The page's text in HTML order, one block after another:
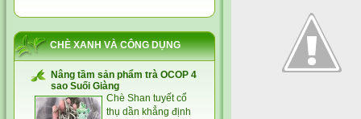
CHÈ XANH VÀ CÔNG DỤNG
Nâng tầm sản phẩm trà OCOP 4
sao Suối Giàng
Chè Shan tuyết cổ
thụ dần khẳng định